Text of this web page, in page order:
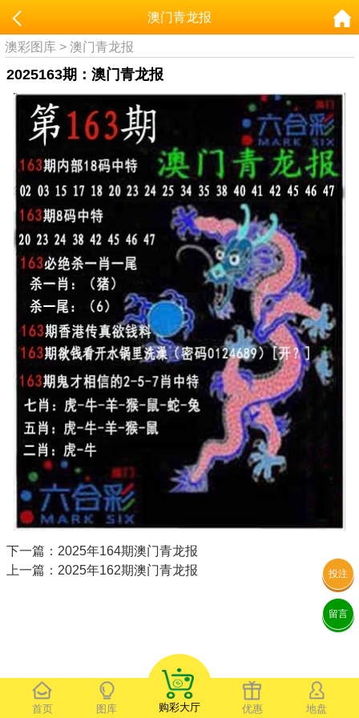
首页 图库 购彩大厅 优惠 地盘
投注
留言
澳门青龙报
澳彩图库 >澳门青龙报
2025163期：澳门青龙报
下一篇：2025年164期澳门青龙报
上一篇：2025年162期澳门青龙报